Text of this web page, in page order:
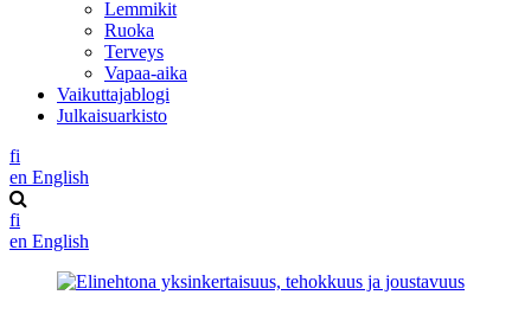
Lemmikit
Ruoka
Terveys
Vapaa-aika
Vaikuttajablogi
Julkaisuarkisto
fi
en English
fi
en English